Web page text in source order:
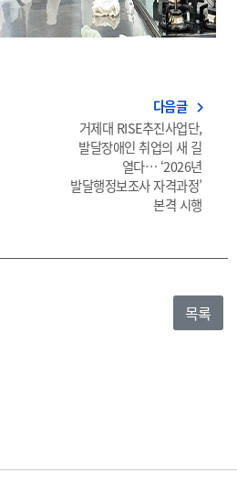
다음글 navigate_next
거제대 RISE추진사업단,
발달장애인 취업의 새 길
열다… ‘2026년
발달행정보조사 자격과정’
본격 시행
목록